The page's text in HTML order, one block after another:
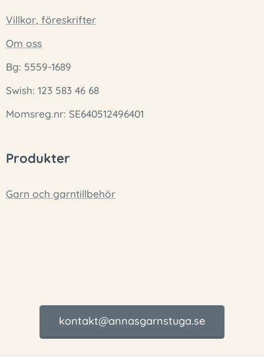
Villkor, föreskrifter
Om oss
Bg: 5559-1689
Swish: 123 583 46 68
Momsreg.nr: SE640512496401
Produkter
Garn och garntillbehör
kontakt@annasgarnstuga.se